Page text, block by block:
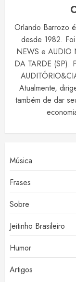
Orlando Barrozo
desde 1982.
NEWS e AUDIO
DA TARDE (SP).
Atualmente,
também de dar
Música
Frases
Sobre
Jeitinho Brasileiro
Humor
Artigos